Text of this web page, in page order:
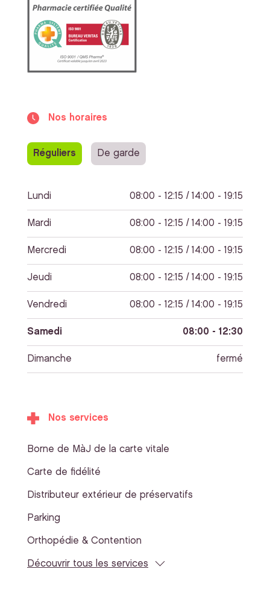
Nos horaires
Réguliers De garde
Lundi 08:00 - 12:15 / 14:00 - 19:15
Mardi 08:00 - 12:15 / 14:00 - 19:15
Mercredi 08:00 - 12:15 / 14:00 - 19:15
Jeudi 08:00 - 12:15 / 14:00 - 19:15
Vendredi 08:00 - 12:15 / 14:00 - 19:15
Samedi 08:00 - 12:30
Dimanche fermé
Nos services
Borne de MàJ de la carte vitale
Carte de fidélité
Distributeur extérieur de préservatifs
Parking
Orthopédie & Contention
Découvrir tous les services